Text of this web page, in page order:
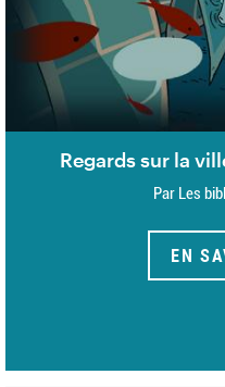
Regards sur la
Par Les
EN